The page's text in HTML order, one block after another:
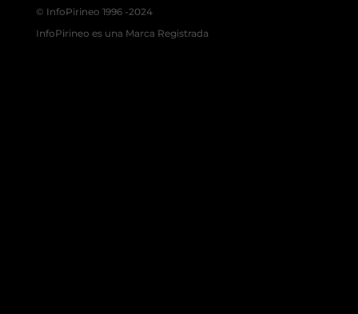
© InfoPirineo 1996 -2024
InfoPirineo es una Marca Registrada